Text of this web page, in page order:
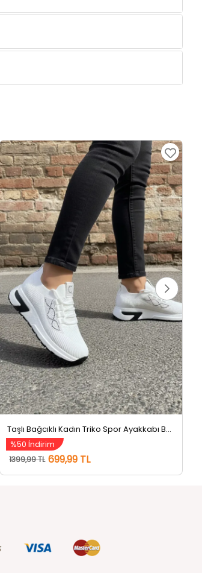
Taşlı Bağcıklı Kadın Triko Spor Ayakkabı Beyaz
%50 İndirim
1399,99 TL 699,99 TL